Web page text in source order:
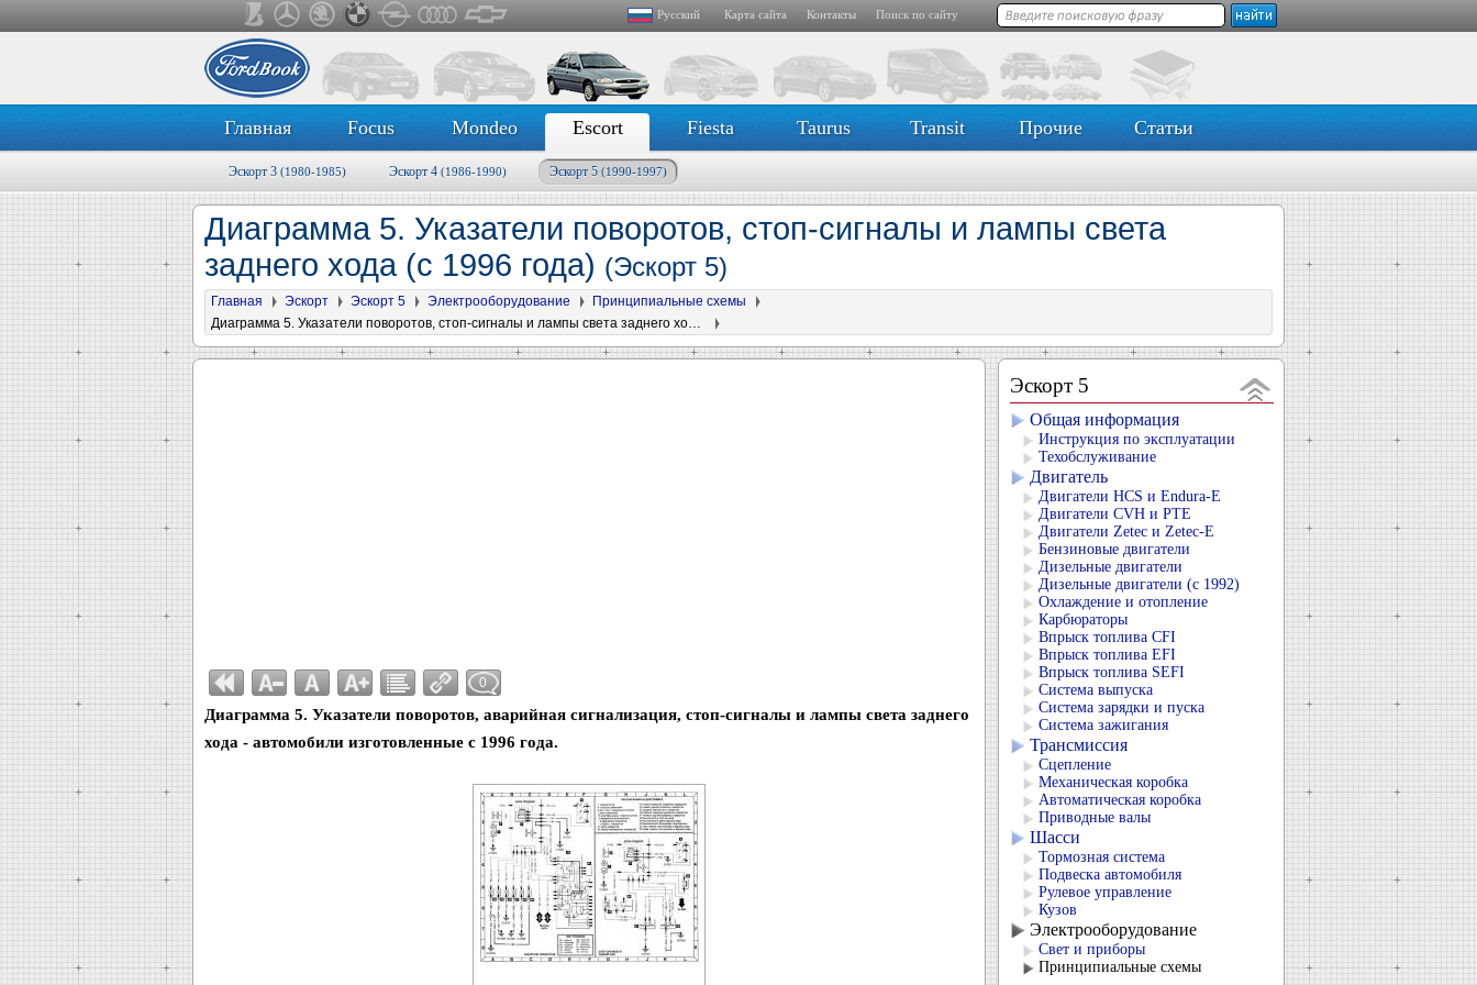
Русский Карта сайта Контакты Поиск по сайту
Главная Focus Mondeo Escort Fiesta Taurus Transit Прочие Статьи
Эскорт 3 (1980-1985) Эскорт 4 (1986-1990) Эскорт 5 (1990-1997)
Диаграмма 5. Указатели поворотов, стоп-сигналы и лампы света
заднего хода (с 1996 года) (Эскорт 5)
Главная Эскорт Эскорт 5 Электрооборудование
Принципиальные схемы
Диаграмма 5. Указатели поворотов, стоп-сигналы и лампы света заднего хода (с 1996 года)
0
Диаграмма 5. Указатели поворотов, аварийная сигнализация, стоп-сигналы и лампы света заднего
хода - автомобили изготовленные с 1996 года.
Эскорт 5
Общая информация
Инструкция по эксплуатации
Техобслуживание
Двигатель
Двигатели HCS и Endura-E
Двигатели CVH и РТЕ
Двигатели Zetec и Zetec-E
Бензиновые двигатели
Дизельные двигатели
Дизельные двигатели (с 1992)
Охлаждение и отопление
Карбюраторы
Впрыск топлива CFI
Впрыск топлива EFI
Впрыск топлива SEFI
Система выпуска
Система зарядки и пуска
Система зажигания
Трансмиссия
Сцепление
Механическая коробка
Автоматическая коробка
Приводные валы
Шасси
Тормозная система
Подвеска автомобиля
Рулевое управление
Кузов
Электрооборудование
Свет и приборы
Принципиальные схемы